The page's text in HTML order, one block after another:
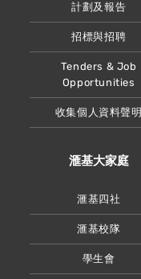
計劃及報告
招標與招聘
Tenders & Job
Opportunities
收集個人資料聲明
滙基大家庭
滙基四社
滙基校隊
學生會